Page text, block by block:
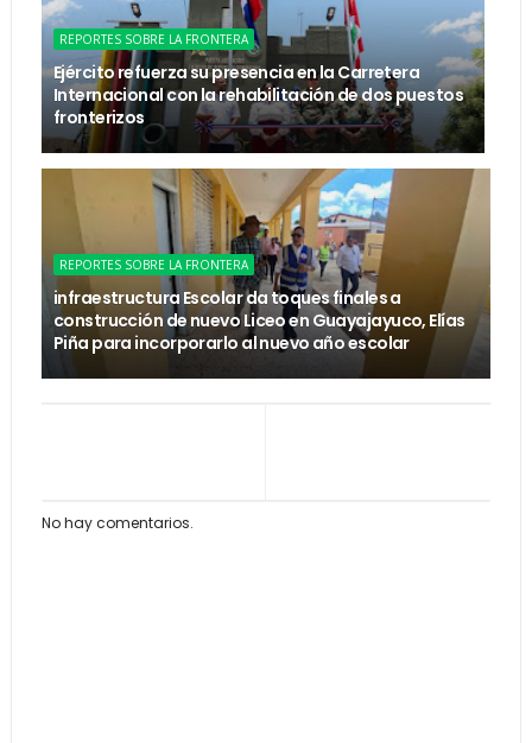
REPORTES SOBRE LA FRONTERA
Ejército refuerza su presencia en la Carretera
Internacional con la rehabilitación de dos puestos
fronterizos
REPORTES SOBRE LA FRONTERA
infraestructura Escolar da toques finales a
construcción de nuevo Liceo en Guayajayuco, Elías
Piña para incorporarlo al nuevo año escolar
No hay comentarios.